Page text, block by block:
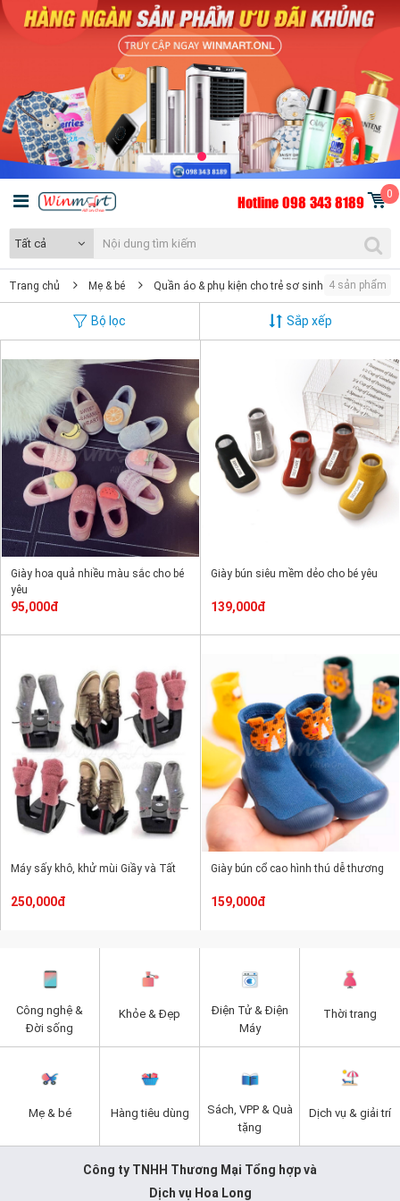
Hotline 098 343 8189 0
Tất cả
Trang chủ Mẹ & bé Quần áo & phụ kiện cho trẻ sơ sinh Giày tập
4 sản phẩm
Bộ lọc Sắp xếp
Giày hoa quả nhiều màu sắc cho bé
yêu
95,000đ
Giày bún siêu mềm dẻo cho bé yêu
139,000đ
Máy sấy khô, khử mùi Giầy và Tất
250,000đ
Giày bún cổ cao hình thú dễ thương
159,000đ
Công nghệ &
Đời sống
Khỏe & Đẹp
Điện Tử & Điện
Máy
Thời trang
Mẹ & bé Hàng tiêu dùng
Sách, VPP & Quà
tặng
Dịch vụ & giải trí
Công ty TNHH Thương Mại Tổng hợp và
Dịch vụ Hoa Long